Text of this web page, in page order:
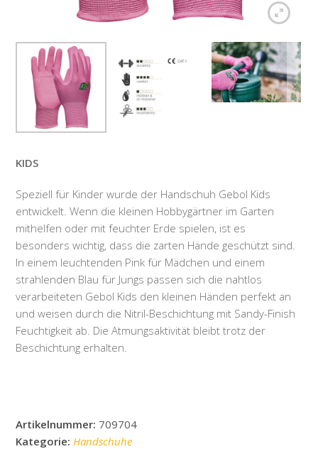
KIDS
Speziell für Kinder wurde der Handschuh Gebol Kids
entwickelt. Wenn die kleinen Hobbygärtner im Garten
mithelfen oder mit feuchter Erde spielen, ist es
besonders wichtig, dass die zarten Hände geschützt sind.
In einem leuchtenden Pink für Mädchen und einem
strahlenden Blau für Jungs passen sich die nahtlos
verarbeiteten Gebol Kids den kleinen Händen perfekt an
und weisen durch die Nitril-Beschichtung mit Sandy-Finish
Feuchtigkeit ab. Die Atmungsaktivität bleibt trotz der
Beschichtung erhalten.
Artikelnummer: 709704
Kategorie:Handschuhe